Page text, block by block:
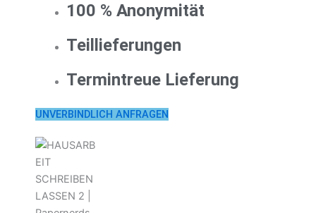
100 % Anonymität
Teillieferungen
Termintreue Lieferung
UNVERBINDLICH ANFRAGEN